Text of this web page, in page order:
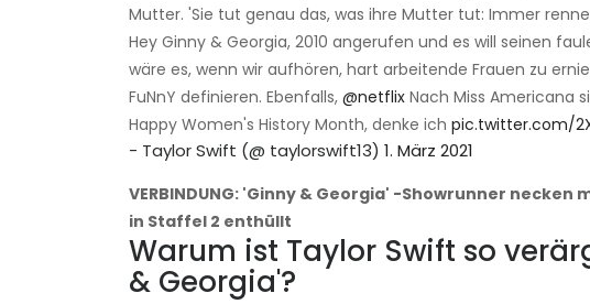
Mutter. 'Sie tut genau das, was ihre Mutter tut: Immer
Hey Ginny & Georgia, 2010 angerufen und es will seinen
wäre es, wenn wir aufhören, hart arbeitende Frauen zu
FuNnY definieren. Ebenfalls, @netflix Nach Miss Americana
Happy Women's History Month, denke ich pic.twitter.com/
- Taylor Swift (@ taylorswift13) 1. März 2021
VERBINDUNG: 'Ginny & Georgia' -Showrunner
in Staffel 2 enthüllt
Warum ist Taylor Swift so
& Georgia'?